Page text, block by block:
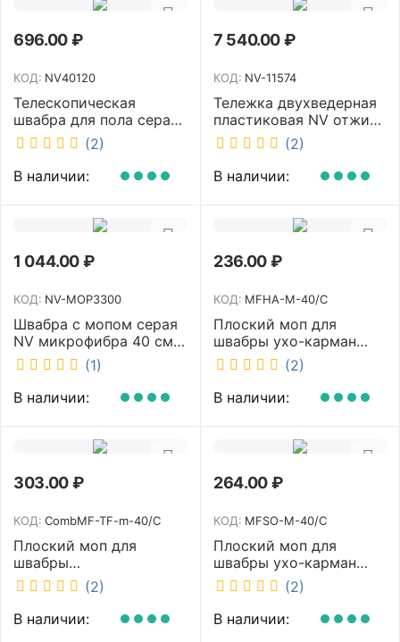
696.00₽
КОД: NV40120
Телескопическая
швабра для пола серая
NV микрофибра 42 см
NV40120
(2)
В наличии:
7 540.00₽
КОД: NV-11574
Тележка двухведерная
пластиковая NV отжим
2х23л NV-11574
(2)
В наличии:
1 044.00₽
КОД: NV-MOP3300
Швабра с мопом серая
NV микрофибра 40 см
NV-MOP3300
(1)
В наличии:
236.00₽
КОД: MFHA-M-40/C
Плоский моп для
швабры ухо-карман
белый 40 см NV MFHA-
M-40/C
(2)
В наличии:
303.00₽
КОД: CombMF-TF-m-40/C
Плоский моп для
швабры
комбинированный ухо-
карман бежевый 40 см
NV CombMF-TF-m-40/C
(2)
В наличии:
264.00₽
КОД: MFSO-M-40/C
Плоский моп для
швабры ухо-карман
белый 40 см NV MFSO-
M-40/C
(2)
В наличии: